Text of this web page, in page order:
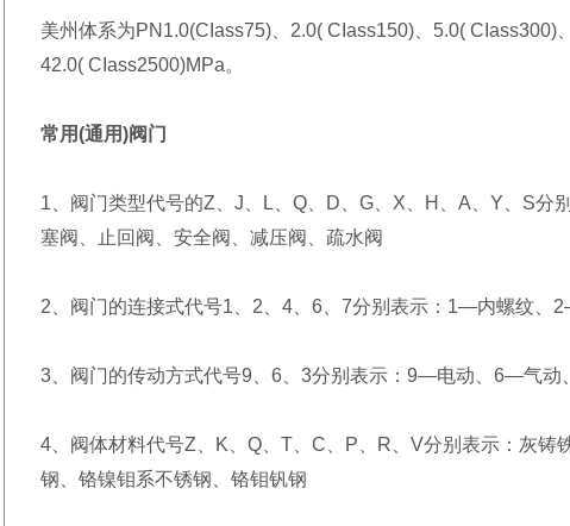
美州体系为PN1.0(CIass75)、2.0( CIass150)、5.0( CIass300)
42.0( CIass2500)MPa。
常用(通用)阀门
1、阀门类型代号的Z、J、L、Q、D、G、X、H、A、Y、S分
塞阀、止回阀、安全阀、减压阀、疏水阀
2、阀门的连接式代号1、2、4、6、7分别表示：1—内螺纹
3、阀门的传动方式代号9、6、3分别表示：9—电动、6—气
4、阀体材料代号Z、K、Q、T、C、P、R、V分别表示：灰铸
钢、铬镍钼系不锈钢、铬钼钒钢